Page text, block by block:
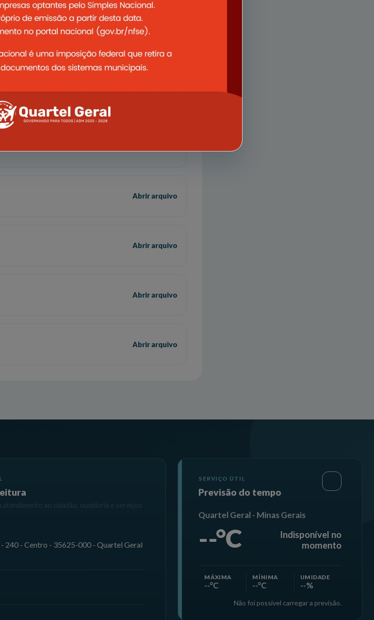
Abrir arquivo
Abrir arquivo
Abrir arquivo
Abrir arquivo
atendimento ao cidadão, ouvidoria e serviços
240 - Centro - 35625-000 - Quartel Geral
SERVIÇO ÚTIL
Previsão do tempo
Quartel Geral - Minas Gerais
--°C
Indisponível no
momento
MÁXIMA
--°C
MÍNIMA
--°C
UMIDADE
--%
Não foi possível carregar a previsão.